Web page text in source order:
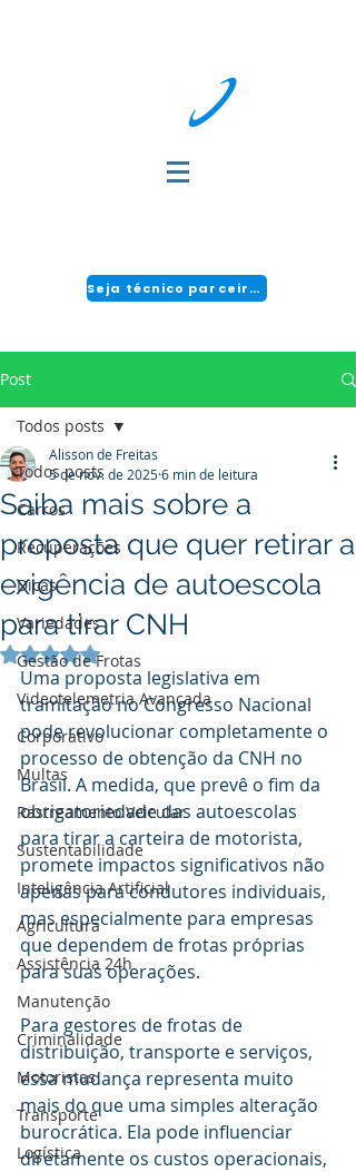
Seja técnico parceiro!
Post
Todos posts
Carros
Recuperações
Dicas
Variedades
Gestão de Frotas
Videotelemetria Avançada
Corporativo
Multas
Rastreamento Veicular
Sustentabilidade
Inteligência Artificial
Agricultura
Assistência 24h
Manutenção
Criminalidade
Motoristas
Transporte
Logística
Todos posts
Saiba mais sobre a
proposta que quer retirar a
exigência de autoescola
para tirar CNH
Alisson de Freitas
5 de nov. de 20256 min de leitura
Avaliado com NaN de 5 estrelas.
Uma proposta legislativa em
tramitação no Congresso Nacional
pode revolucionar completamente o
processo de obtenção da CNH no
Brasil. A medida, que prevê o fim da
obrigatoriedade das autoescolas
para tirar a carteira de motorista,
promete impactos significativos não
apenas para condutores individuais,
mas especialmente para empresas
que dependem de frotas próprias
para suas operações.
Para gestores de frotas de
distribuição, transporte e serviços,
essa mudança representa muito
mais do que uma simples alteração
burocrática. Ela pode influenciar
diretamente os custos operacionais,